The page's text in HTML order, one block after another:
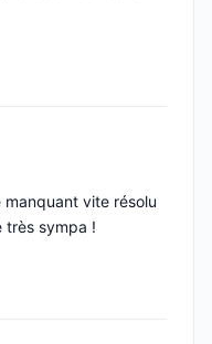
vite résolu
très sympa !